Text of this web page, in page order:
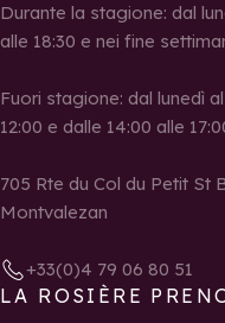
Durante la stagione: dal
alle 18:30 e nei fine
Fuori stagione: dal lunedì
12:00 e dalle 14:00 alle
705 Rte du Col du Petit St
Montvalezan
+33(0)4 79 06 80 51
LA ROSIÈRE